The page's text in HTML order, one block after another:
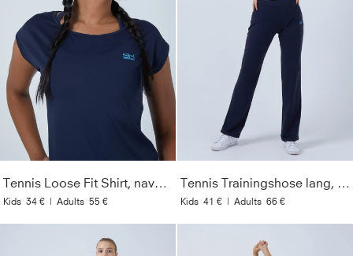
Tennis Loose Fit Shirt, navy blau
Kids 34 € | Adults 55 €
Tennis Trainingshose lang, navy blau
Kids 41 € | Adults 66 €